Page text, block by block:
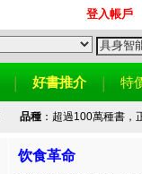
登入帳戶
好書推介 特
品種：超過100萬種書，
饮食革命